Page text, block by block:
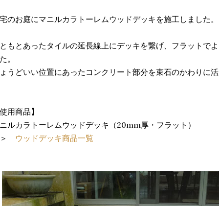
のお庭にマニルカラトーレムウッドデッキを施工しました。
もとあったタイルの延長線上にデッキを繋げ、フラットで
。
うどいい位置にあったコンクリート部分を束石のかわりに
用商品】
ルカラトーレムウッドデッキ（20mm厚・フラット）
ウッドデッキ商品一覧